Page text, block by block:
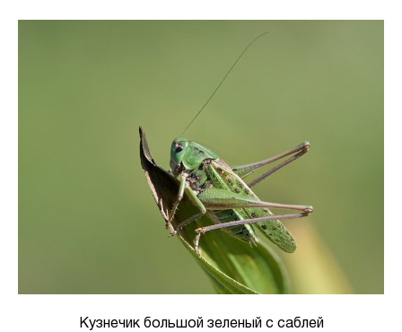
Кузнечик большой зеленый с саблей